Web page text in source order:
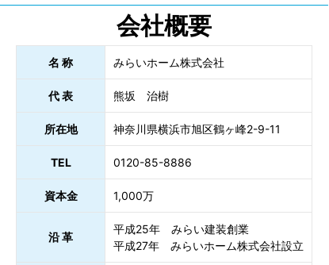
会社概要
名 称 みらいホーム株式会社
代 表 熊坂 治樹
所在地 神奈川県横浜市旭区鶴ヶ峰2-9-11
TEL 0120-85-8886
資本金 1,000万
沿 革
平成25年 みらい建装創業
平成27年 みらいホーム株式会社設立